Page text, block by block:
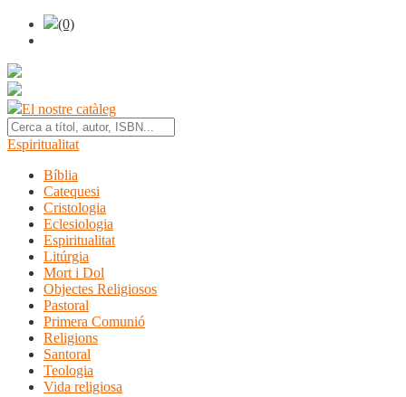
(0)
El nostre catàleg
Espiritualitat
Bíblia
Catequesi
Cristologia
Eclesiologia
Espiritualitat
Litúrgia
Mort i Dol
Objectes Religiosos
Pastoral
Primera Comunió
Religions
Santoral
Teologia
Vida religiosa